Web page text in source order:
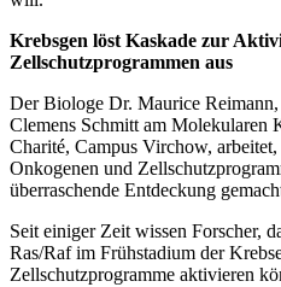
Krebsgen löst Kaskade zur
Zellschutzprogrammen aus
Der Biologe Dr. Maurice
Clemens Schmitt am Molekularen
Charité, Campus Virchow,
Onkogenen und
überraschende Entdeckung
Seit einiger Zeit wissen Forscher,
Ras/Raf im Frühstadium der
Zellschutzprogramme aktivieren